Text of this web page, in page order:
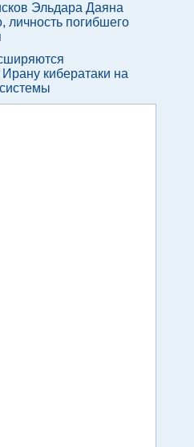
Эльдара Даяна
личность погибшего
кибератаки на